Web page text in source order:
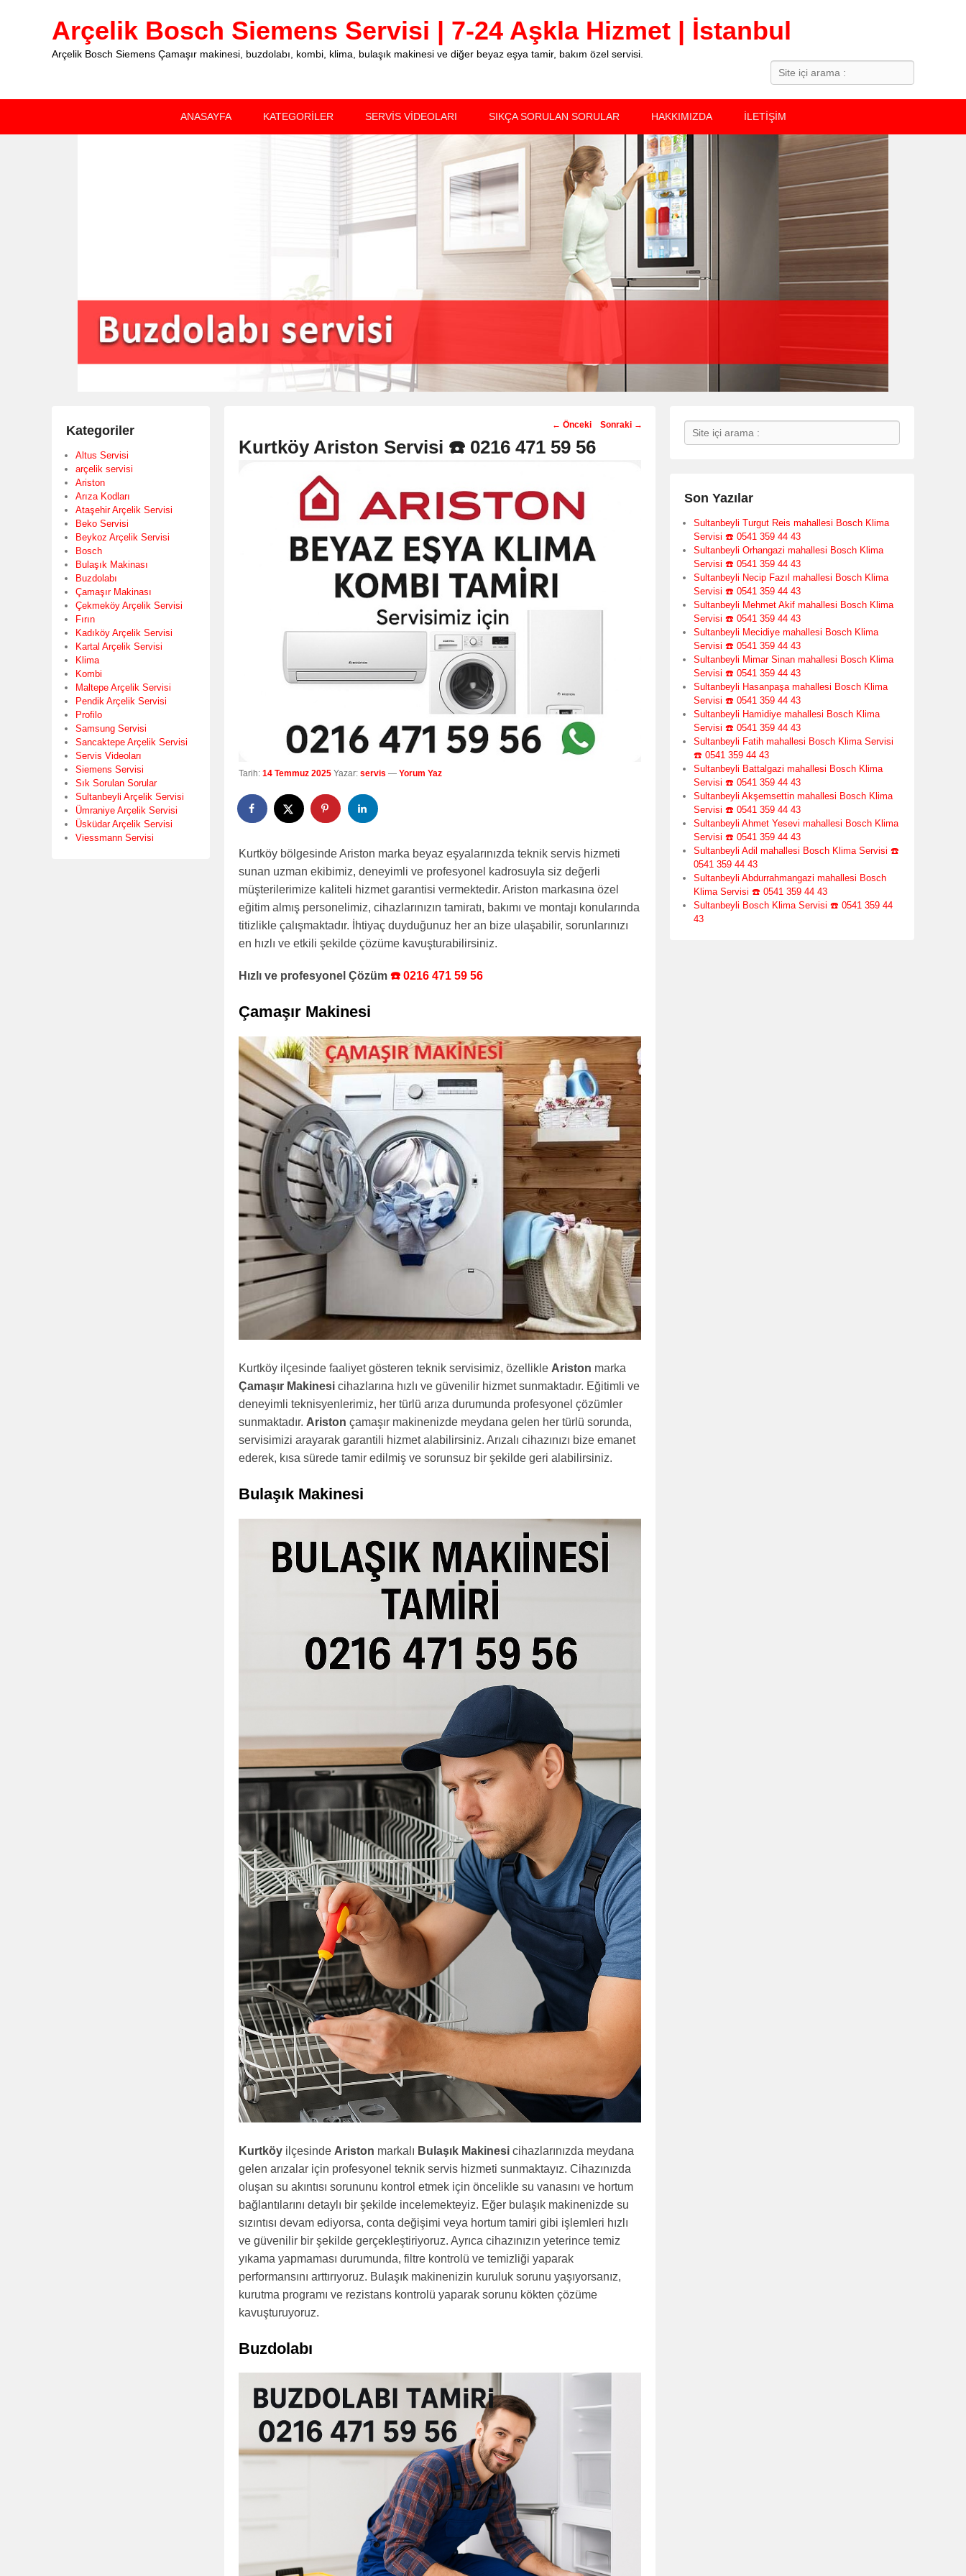
Arçelik Bosch Siemens Servisi | 7-24 Aşkla Hizmet | İstanbul
Arçelik Bosch Siemens Çamaşır makinesi, buzdolabı, kombi, klima, bulaşık makinesi ve diğer beyaz eşya tamir, bakım özel servisi.
Search
ANASAYFA KATEGORİLER SERVİS VİDEOLARI SIKÇA SORULAN SORULAR HAKKIMIZDA İLETİŞİM
Post
navigation
← Önceki Sonraki →
Kurtköy Ariston Servisi ☎️ 0216 471 59 56
Tarih: 14 Temmuz 2025 Yazar: servis — Yorum Yaz
Kurtköy bölgesinde Ariston marka beyaz eşyalarınızda teknik servis hizmeti
sunan uzman ekibimiz, deneyimli ve profesyonel kadrosuyla siz değerli
müşterilerimize kaliteli hizmet garantisi vermektedir. Ariston markasına özel
eğitim almış personelimiz, cihazlarınızın tamiratı, bakımı ve montajı konularında
titizlikle çalışmaktadır. İhtiyaç duyduğunuz her an bize ulaşabilir, sorunlarınızı
en hızlı ve etkili şekilde çözüme kavuşturabilirsiniz.
Hızlı ve profesyonel Çözüm ☎️ 0216 471 59 56
Çamaşır Makinesi
Kurtköy ilçesinde faaliyet gösteren teknik servisimiz, özellikle Ariston marka
Çamaşır Makinesi cihazlarına hızlı ve güvenilir hizmet sunmaktadır. Eğitimli ve
deneyimli teknisyenlerimiz, her türlü arıza durumunda profesyonel çözümler
sunmaktadır. Ariston çamaşır makinenizde meydana gelen her türlü sorunda,
servisimizi arayarak garantili hizmet alabilirsiniz. Arızalı cihazınızı bize emanet
ederek, kısa sürede tamir edilmiş ve sorunsuz bir şekilde geri alabilirsiniz.
Bulaşık Makinesi
Kurtköy ilçesinde Ariston markalı Bulaşık Makinesi cihazlarınızda meydana
gelen arızalar için profesyonel teknik servis hizmeti sunmaktayız. Cihazınızda
oluşan su akıntısı sorununu kontrol etmek için öncelikle su vanasını ve hortum
bağlantılarını detaylı bir şekilde incelemekteyiz. Eğer bulaşık makinenizde su
sızıntısı devam ediyorsa, conta değişimi veya hortum tamiri gibi işlemleri hızlı
ve güvenilir bir şekilde gerçekleştiriyoruz. Ayrıca cihazınızın yeterince temiz
yıkama yapmaması durumunda, filtre kontrolü ve temizliği yaparak
performansını arttırıyoruz. Bulaşık makinenizin kuruluk sorunu yaşıyorsanız,
kurutma programı ve rezistans kontrolü yaparak sorunu kökten çözüme
kavuşturuyoruz.
Buzdolabı
Search
Son Yazılar
Sultanbeyli Turgut Reis mahallesi Bosch Klima
Servisi ☎️ 0541 359 44 43
Sultanbeyli Orhangazi mahallesi Bosch Klima
Servisi ☎️ 0541 359 44 43
Sultanbeyli Necip Fazıl mahallesi Bosch Klima
Servisi ☎️ 0541 359 44 43
Sultanbeyli Mehmet Akif mahallesi Bosch Klima
Servisi ☎️ 0541 359 44 43
Sultanbeyli Mecidiye mahallesi Bosch Klima
Servisi ☎️ 0541 359 44 43
Sultanbeyli Mimar Sinan mahallesi Bosch Klima
Servisi ☎️ 0541 359 44 43
Sultanbeyli Hasanpaşa mahallesi Bosch Klima
Servisi ☎️ 0541 359 44 43
Sultanbeyli Hamidiye mahallesi Bosch Klima
Servisi ☎️ 0541 359 44 43
Sultanbeyli Fatih mahallesi Bosch Klima Servisi
☎️ 0541 359 44 43
Sultanbeyli Battalgazi mahallesi Bosch Klima
Servisi ☎️ 0541 359 44 43
Sultanbeyli Akşemsettin mahallesi Bosch Klima
Servisi ☎️ 0541 359 44 43
Sultanbeyli Ahmet Yesevi mahallesi Bosch Klima
Servisi ☎️ 0541 359 44 43
Sultanbeyli Adil mahallesi Bosch Klima Servisi ☎️
0541 359 44 43
Sultanbeyli Abdurrahmangazi mahallesi Bosch
Klima Servisi ☎️ 0541 359 44 43
Sultanbeyli Bosch Klima Servisi ☎️ 0541 359 44
43
Kategoriler
Altus Servisi
arçelik servisi
Ariston
Arıza Kodları
Ataşehir Arçelik Servisi
Beko Servisi
Beykoz Arçelik Servisi
Bosch
Bulaşık Makinası
Buzdolabı
Çamaşır Makinası
Çekmeköy Arçelik Servisi
Fırın
Kadıköy Arçelik Servisi
Kartal Arçelik Servisi
Klima
Kombi
Maltepe Arçelik Servisi
Pendik Arçelik Servisi
Profilo
Samsung Servisi
Sancaktepe Arçelik Servisi
Servis Videoları
Siemens Servisi
Sık Sorulan Sorular
Sultanbeyli Arçelik Servisi
Ümraniye Arçelik Servisi
Üsküdar Arçelik Servisi
Viessmann Servisi